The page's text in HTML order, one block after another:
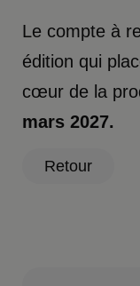
Le compte à
édition qui
cœur de la
mars 2027.
Retour